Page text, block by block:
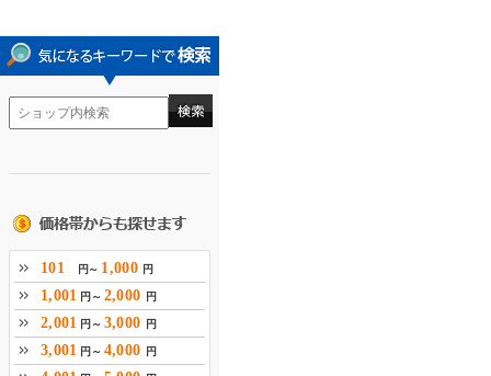
101 円～ 1,000 円
1,001 円～ 2,000 円
2,001 円～ 3,000 円
3,001 円～ 4,000 円